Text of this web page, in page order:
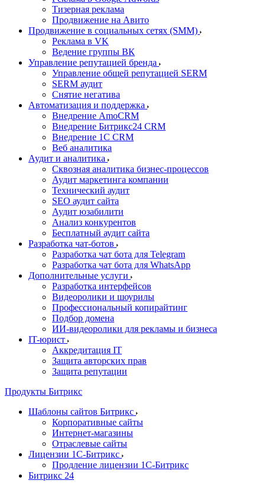
Тизерная реклама
Продвижение на Авито
Продвижение в социальных сетях (SMM)
Реклама в VK
Ведение группы ВК
Управление репутацией бренда
Управление общей репутацией SERM
SERM аудит
Снятие негатива
Автоматизация и поддержка
Внедрение AmoCRM
Внедрение Битрикс24 CRM
Внедрение 1C CRM
Веб аналитика
Аудит и аналитика
Сквозная аналитика бизнес-процессов
Аудит маркетинга компании
Технический аудит
SEO аудит сайта
Аудит юзабилити
Анализ конкурентов
Бесплатный аудит сайта
Разработка чат-ботов
Разработка чат бота для Telegram
Разработка чат бота для WhatsApp
Дополнительные услуги
Разработка интерфейсов
Видеоролики и шоурилы
Профессиональный копирайтинг
Подбор домена
ИИ-видеоролики для рекламы и бизнеса
IT-юрист
Аккредитация IT
Защита авторских прав
Защита репутации
Продукты Битрикс
Шаблоны сайтов Битрикс
Корпоративные сайты
Интернет-магазины
Отраслевые сайты
Лицензии 1С-Битрикс
Продление лицензии 1С-Битрикс
Битрикс 24